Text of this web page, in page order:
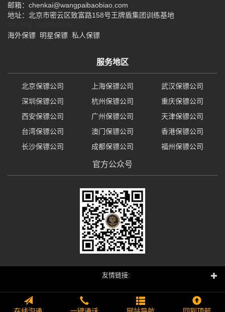
邮箱：chenkai@wangpaibaobiao.com
地址：北京市密云区致富路158号王牌盾集团训练基地
海外保镖
明星保镖 私人保镖
服务地区
北京保镖公司 上海保镖公司
武汉保镖公司
深圳保镖公司
杭州保镖公司
重庆保镖公司
西安保镖公司
广州保镖公司
天津保镖公司
台湾保镖公司
澳门保镖公司
香港保镖公司
长沙保镖公司
成都保镖公司 福州保镖公司
官方公众号
友情链接: